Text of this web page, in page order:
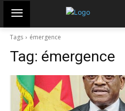
Tags émergence
Tag: émergence